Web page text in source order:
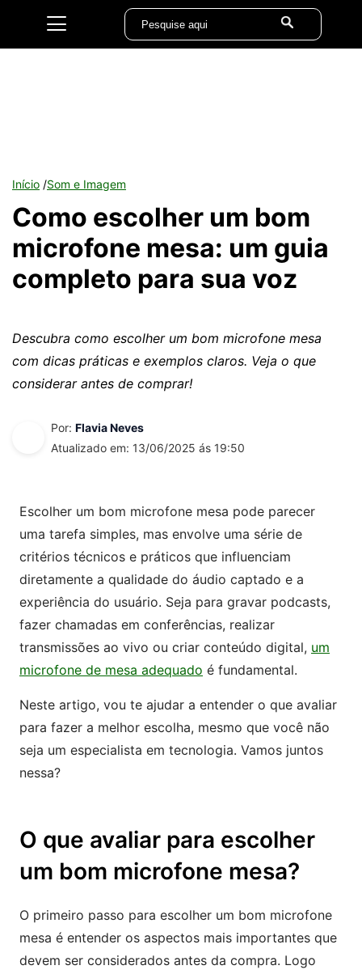
Início /Som e Imagem
Como escolher um bom
microfone mesa: um guia
completo para sua voz
Descubra como escolher um bom microfone mesa
com dicas práticas e exemplos claros. Veja o que
considerar antes de comprar!
Por: Flavia Neves
Atualizado em: 13/06/2025 ás 19:50
Escolher um bom microfone mesa pode parecer
uma tarefa simples, mas envolve uma série de
critérios técnicos e práticos que influenciam
diretamente a qualidade do áudio captado e a
experiência do usuário. Seja para gravar podcasts,
fazer chamadas em conferências, realizar
transmissões ao vivo ou criar conteúdo digital, um
microfone de mesa adequado é fundamental.
Neste artigo, vou te ajudar a entender o que avaliar
para fazer a melhor escolha, mesmo que você não
seja um especialista em tecnologia. Vamos juntos
nessa?
O que avaliar para escolher
um bom microfone mesa?
O primeiro passo para escolher um bom microfone
mesa é entender os aspectos mais importantes que
devem ser considerados antes da compra. Logo